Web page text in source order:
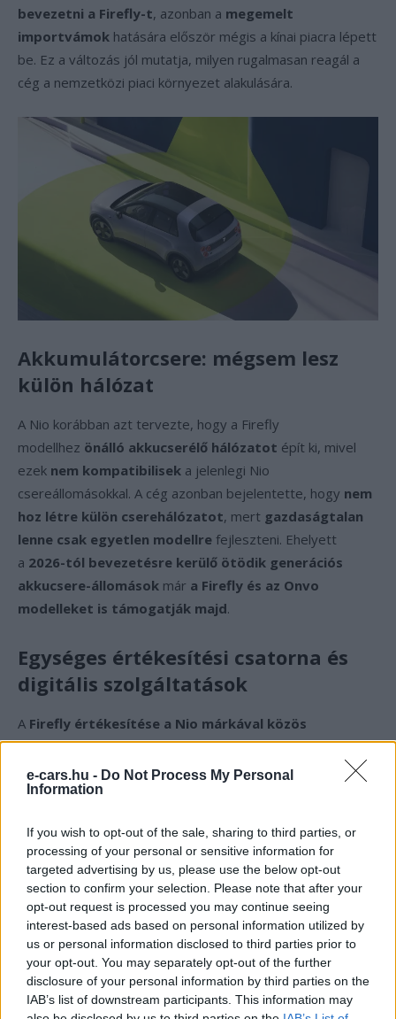
e-cars.hu - Do Not Process My Personal
Information
If you wish to opt-out of the sale, sharing to third parties, or
processing of your personal or sensitive information for
targeted advertising by us, please use the below opt-out
section to confirm your selection. Please note that after your
opt-out request is processed you may continue seeing
interest-based ads based on personal information utilized by
us or personal information disclosed to third parties prior to
your opt-out. You may separately opt-out of the further
disclosure of your personal information by third parties on the
IAB’s list of downstream participants. This information may
bevezetni a Firefly-t, azonban a megemelt
importvámok hatására először mégis a kínai piacra lépett
be. Ez a változás jól mutatja, milyen rugalmasan reagál a
cég a nemzetközi piaci környezet alakulására.
Akkumulátorcsere: mégsem lesz
külön hálózat
A Nio korábban azt tervezte, hogy a Firefly
modellhez önálló akkucserélő hálózatot épít ki, mivel
ezek nem kompatibilisek a jelenlegi Nio
csereállomásokkal. A cég azonban bejelentette, hogy nem
hoz létre külön cserehálózatot, mert gazdaságtalan
lenne csak egyetlen modellre fejleszteni. Ehelyett
a 2026-tól bevezetésre kerülő ötödik generációs
akkucsere-állomások már a Firefly és az Onvo
modelleket is támogatják majd.
Egységes értékesítési csatorna és
digitális szolgáltatások
A Firefly értékesítése a Nio márkával közös
platformon történik, míg az Onvo, a középkategóriás
testvérmárka,saját kereskedelmi hálózattal
rendelkezik. A Firefly EV különlegessége az
jármű digitális funkcióinak vezérlésére szolgál. Ez a
funkció a szegmensben ritkaságnak számít, és tovább
erősíti a modellfiatalos és technológiai imidzsét.
Kövesd az e-cars.hu-t a Facebookon is, további
tartalmakért!